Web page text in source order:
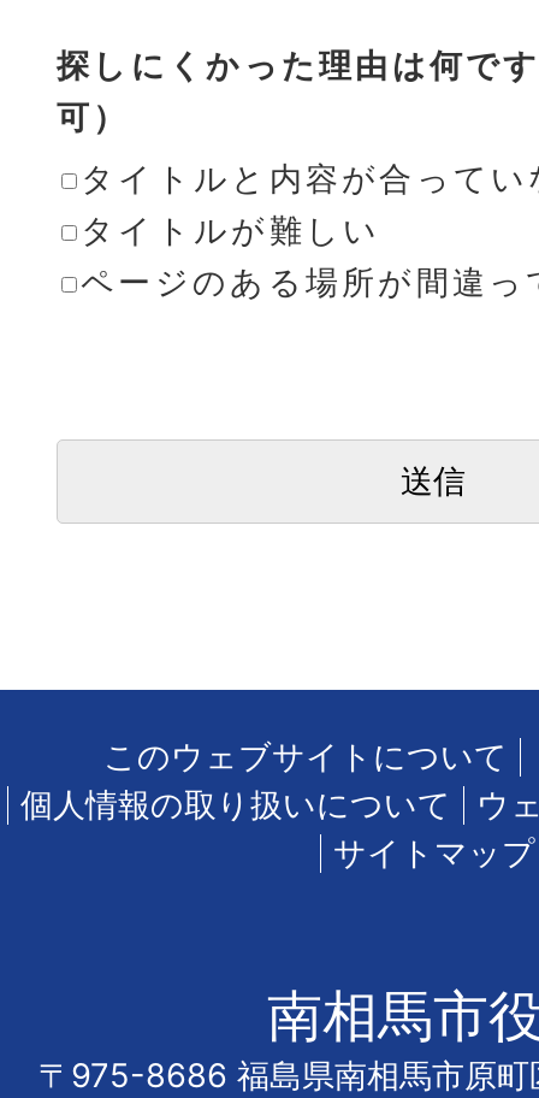
探しにくかった理由は何で
可）
タイトルと内容が合ってい
タイトルが難しい
ページのある場所が間違っ
このウェブサイトについて
個人情報の取り扱いについて
ウ
サイトマップ
南相馬市
〒975-8686 福島県南相馬市原町